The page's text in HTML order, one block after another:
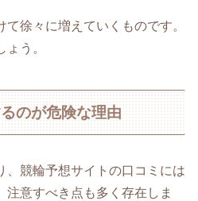
徐々に増えていくものです。
う。
のが危険な理由
、競輪予想サイトの口コミには
意すべき点も多く存在しま